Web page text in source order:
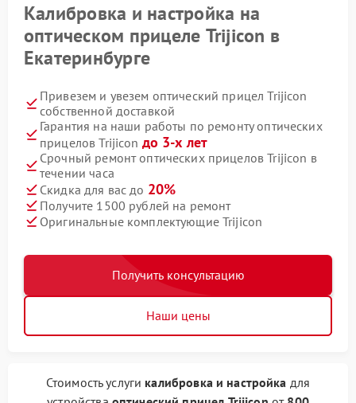
Калибровка и настройка на
оптическом прицеле Trijicon в
Екатеринбурге
Привезем и увезем оптический прицел Trijicon
собственной доставкой
Гарантия на наши работы по ремонту оптических
прицелов Trijicon до 3-х лет
Срочный ремонт оптических прицелов Trijicon в
течении часа
Скидка для вас до 20%
Получите 1500 рублей на ремонт
Оригинальные комплектующие Trijicon
Получить консультацию
Наши цены
Стоимость услуги калибровка и настройка для